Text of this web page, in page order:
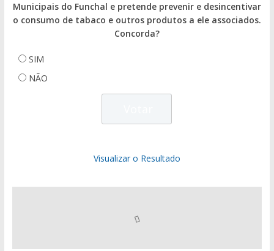
Municipais do Funchal e pretende prevenir e desincentivar
o consumo de tabaco e outros produtos a ele associados.
Concorda?
SIM
NÃO
Visualizar o Resultado